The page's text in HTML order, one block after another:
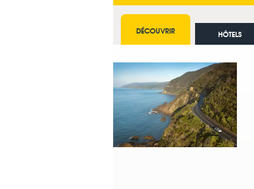
DÉCOUVRIR HÔTELS